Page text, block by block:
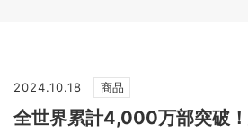
2024.10.18 商品
全世界累計4,000万部突破